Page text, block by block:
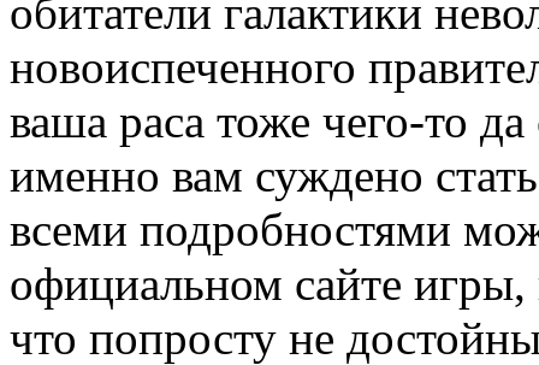
обитатели галактики
новоиспеченного
ваша раса тоже чего-то
именно вам суждено
всеми подробностями
официальном сайте
что попросту не